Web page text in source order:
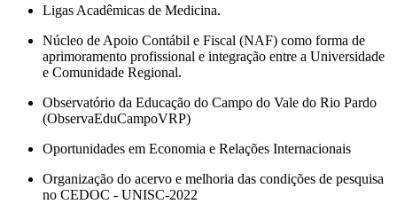
Ligas Acadêmicas de Medicina.
Núcleo de Apoio Contábil e Fiscal (NAF) como forma de
aprimoramento profissional e integração entre a Universidade
e Comunidade Regional.
Observatório da Educação do Campo do Vale do Rio Pardo
(ObservaEduCampoVRP)
Oportunidades em Economia e Relações Internacionais
Organização do acervo e melhoria das condições de pesquisa
no CEDOC - UNISC-2022